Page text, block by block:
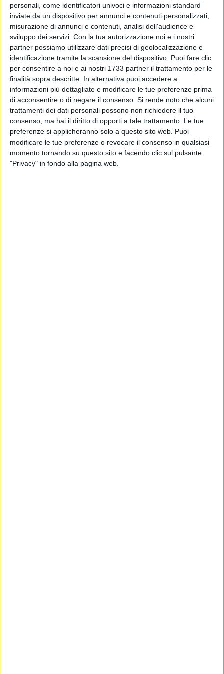
personali, come identificatori univoci e informazioni standard
inviate da un dispositivo per annunci e contenuti personalizzati,
misurazione di annunci e contenuti, analisi dell'audience e
sviluppo dei servizi. Con la tua autorizzazione noi e i nostri
partner possiamo utilizzare dati precisi di geolocalizzazione e
identificazione tramite la scansione del dispositivo. Puoi fare clic
per consentire a noi e ai nostri 1733 partner il trattamento per le
finalità sopra descritte. In alternativa puoi accedere a
informazioni più dettagliate e modificare le tue preferenze prima
di acconsentire o di negare il consenso. Si rende noto che alcuni
trattamenti dei dati personali possono non richiedere il tuo
consenso, ma hai il diritto di opporti a tale trattamento. Le tue
preferenze si applicheranno solo a questo sito web. Puoi
modificare le tue preferenze o revocare il consenso in qualsiasi
momento tornando su questo sito e facendo clic sul pulsante
"Privacy" in fondo alla pagina web.
Per lavori di ripristino della rete fonia/dati di Fibercop S.p.A.
in via Imbriani (dal civico 50 al 70), con ordinanza
dirigenziale dell'Ufficio Traffico è stato disposto, dal 7 al 9
maggio 2026 o comunque sino a cessate esigenze, il divieto
di sosta con rimozione per tutti i veicoli dalle ore 8 alle 16
per ogni giorno lavorativo.
La ditta esecutrice gestirà le misure necessarie alla